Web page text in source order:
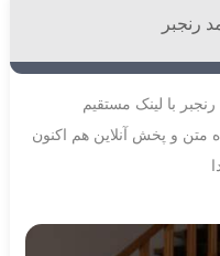
رنجبر
با لینک مستقیم
متن و پخش آنلاین هم اکنون